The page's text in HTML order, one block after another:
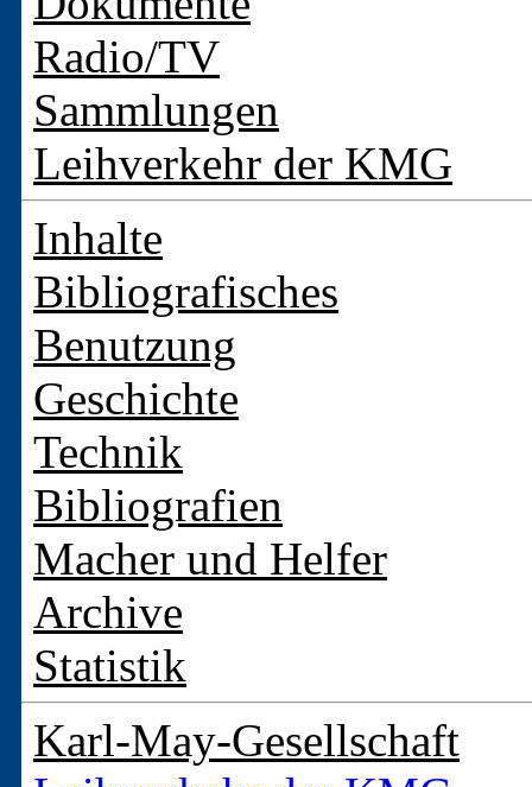
Radio/TV
Sammlungen
Leihverkehr der KMG
Inhalte
Bibliografisches
Benutzung
Geschichte
Technik
Bibliografien
Macher und Helfer
Archive
Statistik
Karl-May-Gesellschaft